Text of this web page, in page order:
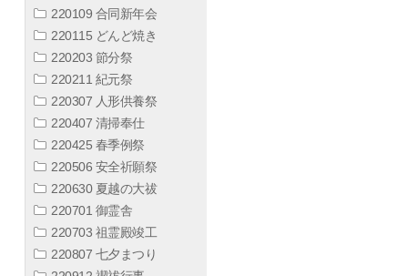
220109 合同新年会
220115 どんど焼き
220203 節分祭
220211 紀元祭
220307 人形供養祭
220407 清掃奉仕
220425 春季例祭
220506 安全祈願祭
220630 夏越の大祓
220701 御霊舎
220703 祖霊殿竣工
220807 七夕まつり